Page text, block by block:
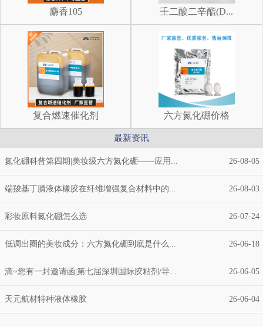
麝香105 壬二酸二辛酯(D...
复合燃速催化剂 六方氮化硼价格
最新资讯
氮化硼科普第四期|美妆级六方氮化硼——应用... 26-08-05
端羧基丁腈液体橡胶在纤维增强复合材料中的... 26-08-03
彩妆原料氮化硼怎么选 26-07-24
低调出圈的美妆成分：六方氮化硼到底是什么... 26-06-18
滴~您有一封邀请函|第七届深圳国际胶粘剂/导... 26-06-05
天元航材特种液体橡胶 26-06-04